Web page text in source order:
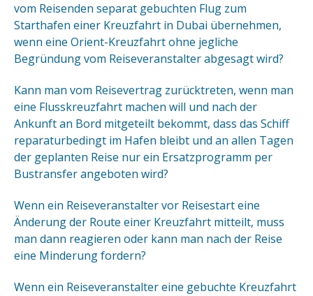
vom Reisenden separat gebuchten Flug zum
Starthafen einer Kreuzfahrt in Dubai übernehmen,
wenn eine Orient-Kreuzfahrt ohne jegliche
Begründung vom Reiseveranstalter abgesagt wird?
Kann man vom Reisevertrag zurücktreten, wenn man
eine Flusskreuzfahrt machen will und nach der
Ankunft an Bord mitgeteilt bekommt, dass das Schiff
reparaturbedingt im Hafen bleibt und an allen Tagen
der geplanten Reise nur ein Ersatzprogramm per
Bustransfer angeboten wird?
Wenn ein Reiseveranstalter vor Reisestart eine
Änderung der Route einer Kreuzfahrt mitteilt, muss
man dann reagieren oder kann man nach der Reise
eine Minderung fordern?
Wenn ein Reiseveranstalter eine gebuchte Kreuzfahrt